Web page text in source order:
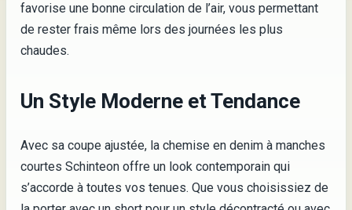
favorise une bonne circulation de l’air, vous permettant
de rester frais même lors des journées les plus
chaudes.
Un Style Moderne et Tendance
Avec sa coupe ajustée, la chemise en denim à manches
courtes Schinteon offre un look contemporain qui
s’accorde à toutes vos tenues. Que vous choisissiez de